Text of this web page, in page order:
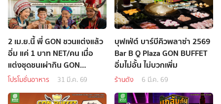
2 เม.ย.นี้ พี่ GON ชวนแต่งแล้ว
อิ่ม แค่ 1 บาท NET/คน เมื่อ
แต่งชุดชนเผ่ากิน GON
BUFFET
โปรโมชั่นอาหาร 31 มี.ค. 69
บุฟเฟ่ต์ บาร์บีคิวพลาซ่า 2569
Bar B Q Plaza GON BUFFET
อิ่มไม่อั้น ไม่บวกเพิ่ม
ร้านดัง 6 มี.ค. 69